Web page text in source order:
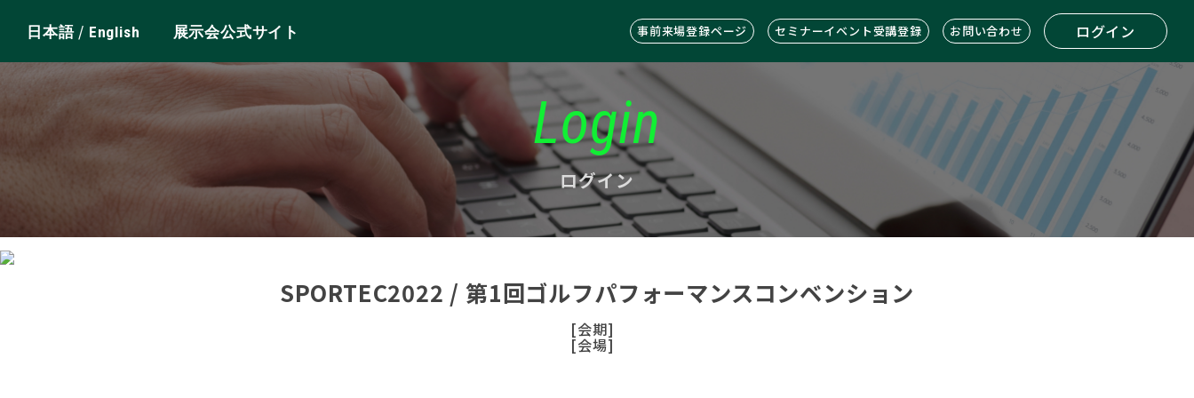
日本語/ English 展示会公式サイト 事前来場登録ページ セミナーイベント受講登録 お問い合わせ ログイン
Login
ログイン
SPORTEC2022 / 第1回ゴルフパフォーマンスコンベンション
[会期]
[会場]